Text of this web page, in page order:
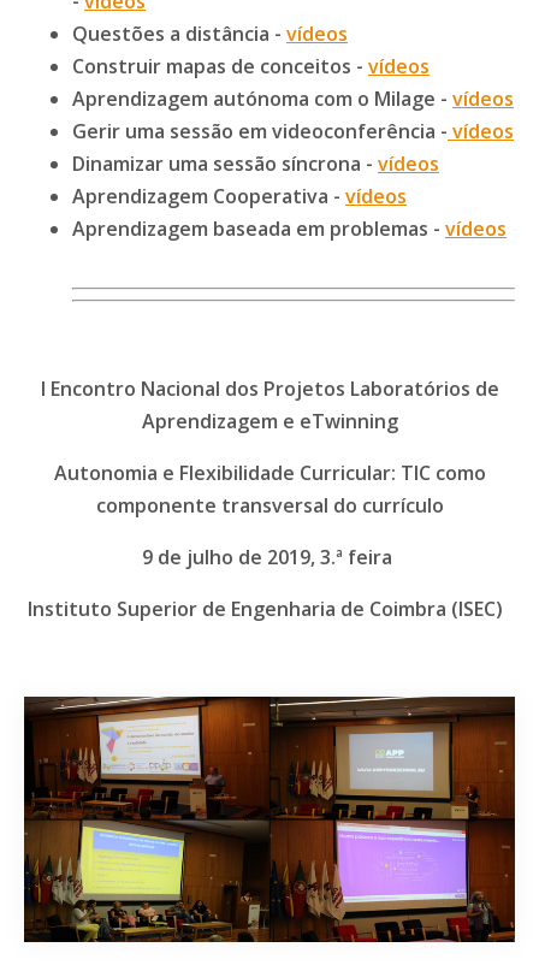
Questões a distância - vídeos
Construir mapas de conceitos - vídeos
Aprendizagem autónoma com o Milage - vídeos
Gerir uma sessão em videoconferência - vídeos
Dinamizar uma sessão síncrona - vídeos
Aprendizagem Cooperativa - vídeos
Aprendizagem baseada em problemas - vídeos
I Encontro Nacional dos Projetos Laboratórios de
Aprendizagem e eTwinning
Autonomia e Flexibilidade Curricular: TIC como
componente transversal do currículo
9 de julho de 2019, 3.ª feira
Instituto Superior de Engenharia de Coimbra (ISEC)